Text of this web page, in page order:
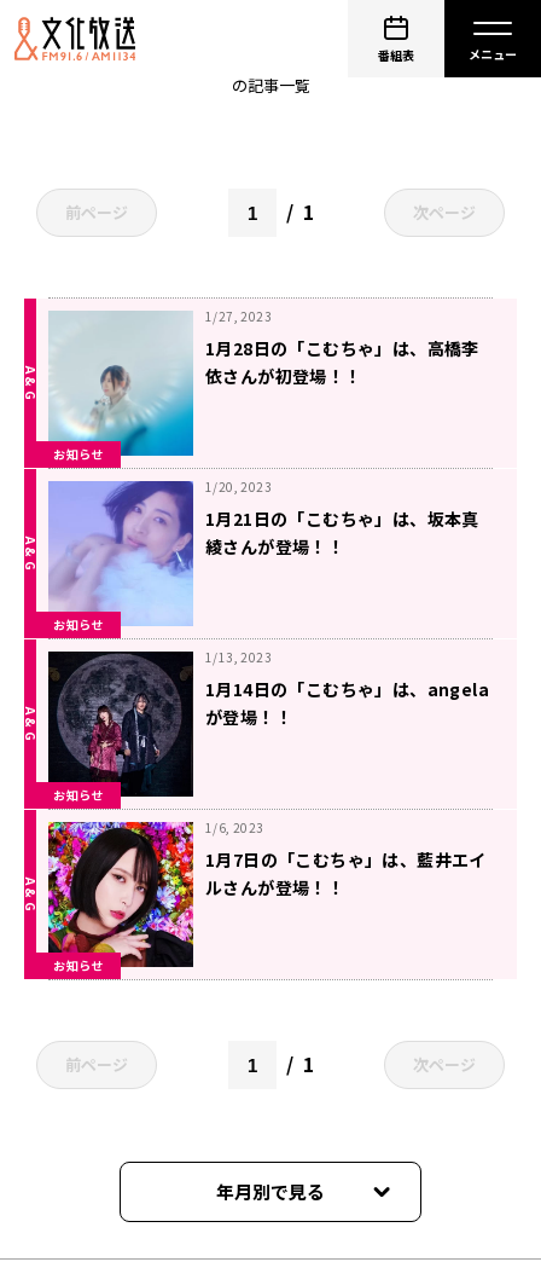
番組表
の記事一覧
前ページ 1 次ページ
お知らせ
1/27, 2023
1月28日の「こむちゃ」は、高橋李
依さんが初登場！！
お知らせ
1/20, 2023
1月21日の「こむちゃ」は、坂本真
綾さんが登場！！
お知らせ
1/13, 2023
1月14日の「こむちゃ」は、angela
が登場！！
お知らせ
1/6, 2023
1月7日の「こむちゃ」は、藍井エイ
ルさんが登場！！
前ページ 1 次ページ
年月別で見る